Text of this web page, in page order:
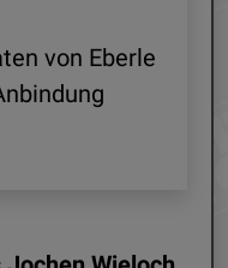
von Eberle